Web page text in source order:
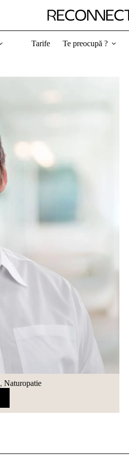
Tarife Te preocupă ?
,Naturopatie